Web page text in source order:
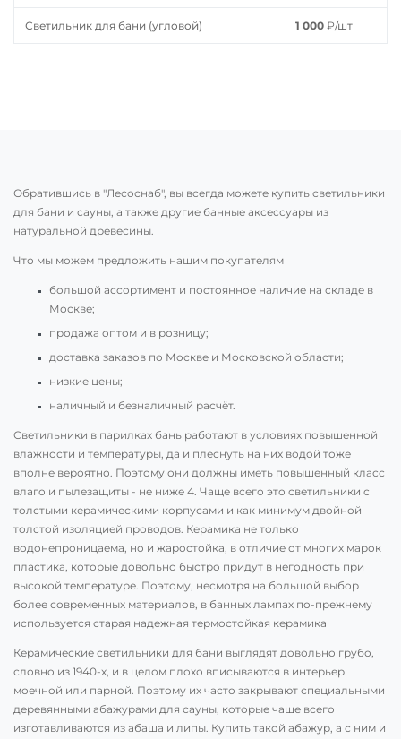
Светильник для бани (угловой) 1 000 ₽/шт
Обратившись в "Лесоснаб", вы всегда можете купить светильники
для бани и сауны, а также другие банные аксессуары из
натуральной древесины.
Что мы можем предложить нашим покупателям
большой ассортимент и постоянное наличие на складе в
Москве;
продажа оптом и в розницу;
доставка заказов по Москве и Московской области;
низкие цены;
наличный и безналичный расчёт.
Светильники в парилках бань работают в условиях повышенной
влажности и температуры, да и плеснуть на них водой тоже
вполне вероятно. Поэтому они должны иметь повышенный класс
влаго и пылезащиты - не ниже 4. Чаще всего это светильники с
толстыми керамическими корпусами и как минимум двойной
толстой изоляцией проводов. Керамика не только
водонепроницаема, но и жаростойка, в отличие от многих марок
пластика, которые довольно быстро придут в негодность при
высокой температуре. Поэтому, несмотря на большой выбор
более современных материалов, в банных лампах по-прежнему
используется старая надежная термостойкая керамика
Керамические светильники для бани выглядят довольно грубо,
словно из 1940-х, и в целом плохо вписываются в интерьер
моечной или парной. Поэтому их часто закрывают специальными
деревянными абажурами для сауны, которые чаще всего
изготавливаются из абаша и липы. Купить такой абажур, а с ним и